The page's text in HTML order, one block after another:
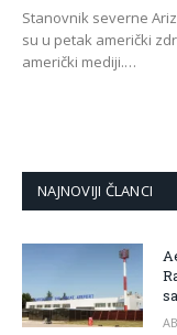
Stanovnik severne
su u petak američki
američki mediji.…
NAJNOVIJI ČLANCI